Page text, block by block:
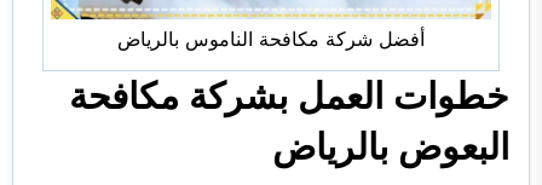
أفضل شركة مكافحة الناموس بالرياض
خطوات العمل بشركة مكافحة
البعوض بالرياض